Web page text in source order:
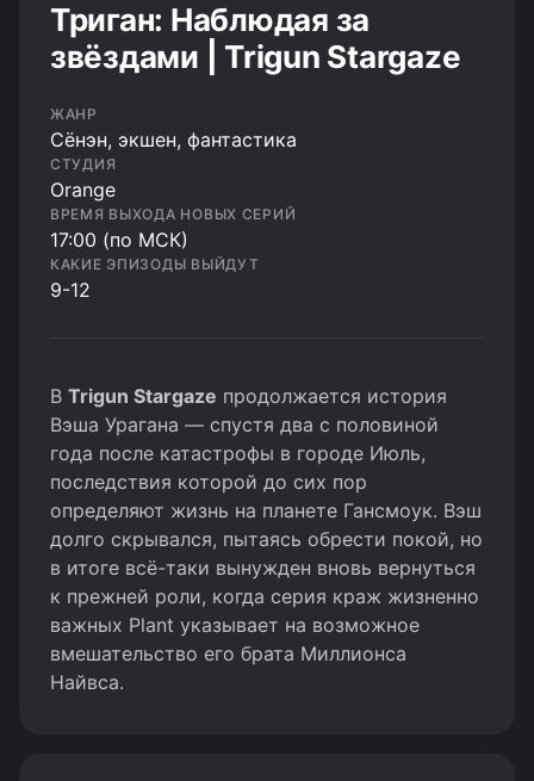
Триган: Наблюдая за
звёздами | Trigun Stargaze
ЖАНР
Cёнэн, экшен, фантастика
СТУДИЯ
Orange
ВРЕМЯ ВЫХОДА НОВЫХ СЕРИЙ
17:00 (по МСК)
КАКИЕ ЭПИЗОДЫ ВЫЙДУТ
9-12
В Trigun Stargaze продолжается история
Вэша Урагана — спустя два с половиной
года после катастрофы в городе Июль,
последствия которой до сих пор
определяют жизнь на планете Гансмоук. Вэш
долго скрывался, пытаясь обрести покой, но
в итоге всё-таки вынужден вновь вернуться
к прежней роли, когда серия краж жизненно
важных Plant указывает на возможное
вмешательство его брата Миллионса
Найвса.